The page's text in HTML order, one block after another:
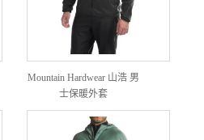
Mountain Hardwear 山浩 男
士保暖外套